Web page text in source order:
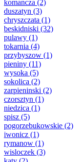
komancza (2)
duszatyn (3)
chryszczata (1)
beskidniski (32)
pulawy (1)
tokarnia (4)
przybyszow (1)
pieniny (11)
wysoka (5)
sokolica (2)
zarpieninski (2)
czorsztyn (1)
niedzica (1)
spisz (5)
pogorzebukowskie (2)
iwonicz (1)
rymanow (1)
wisloczek (3)